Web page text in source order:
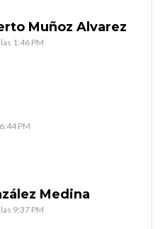
Muñoz Alvarez
1:46 PM
PM
Medina
9:37 PM